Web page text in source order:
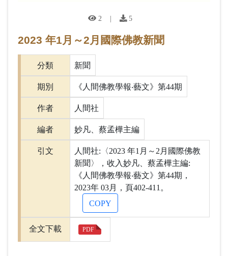
2 | 5
2023 年1月～2月國際佛教新聞
分類 新聞
期別 《人間佛教學報‧藝文》第44期
作者 人間社
編者 妙凡、蔡孟樺主編
引文
人間社:〈2023 年1月～2月國際佛教
新聞〉，收入妙凡、蔡孟樺主編:
《人間佛教學報‧藝文》第44期，
2023年 03月，頁402-411。
COPY
全文下載 PDF